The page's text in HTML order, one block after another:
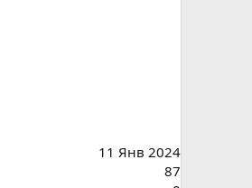
11 Янв 2024
87